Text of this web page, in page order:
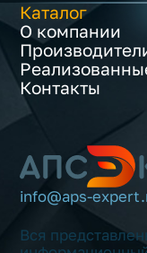
Каталог
О компании
Контакты
info@aps-
Вся